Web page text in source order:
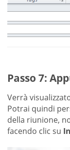
Passo 7:
Verrà
Potrai quindi
della riunione,
facendo clic su